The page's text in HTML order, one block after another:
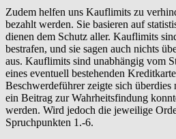
Zudem helfen uns Kauflimits zu
bezahlt werden. Sie basieren auf
dienen dem Schutz aller. Kauflimits
bestrafen, und sie sagen auch nichts
aus. Kauflimits sind unabhängig vom
eines eventuell bestehenden
Beschwerdeführer zeigte sich
ein Beitrag zur Wahrheitsfindung
werden. Wird jedoch die jeweilige
Spruchpunkten 1.-6.